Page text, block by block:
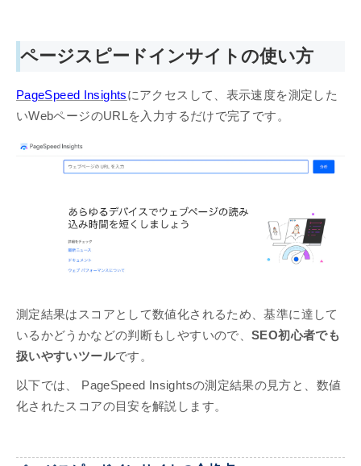
ページスピードインサイトの使い方
PageSpeed Insightsにアクセスして、表示速度を測定した
いWebページのURLを入力するだけで完了です。
測定結果はスコアとして数値化されるため、基準に達して
いるかどうかなどの判断もしやすいので、SEO初心者でも
扱いやすいツールです。
以下では、 PageSpeed Insightsの測定結果の見方と、数値
化されたスコアの目安を解説します。